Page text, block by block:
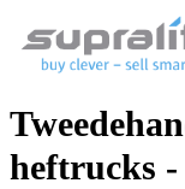
heftrucks -